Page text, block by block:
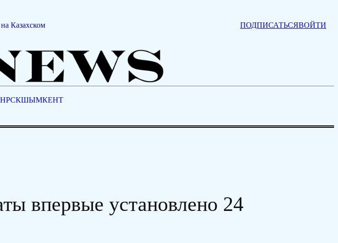
Казахском ПОДПИСАТЬСЯВОЙТИ
РСКШЫМКЕНТ
впервые установлено 24